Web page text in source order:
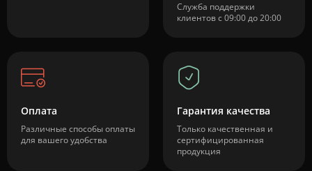
Служба поддержки
клиентов с 09:00 до 20:00
Оплата
Различные способы оплаты
для вашего удобства
Гарантия качества
Только качественная и
сертифицированная
продукция